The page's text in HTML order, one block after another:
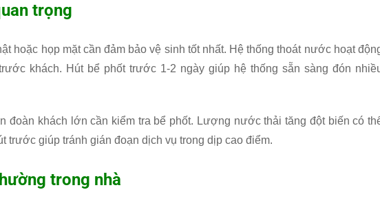
trọng
hoặc họp mặt cần đảm bảo vệ sinh tốt nhất. Hệ thống thoát nước hoạt
khách. Hút bể phốt trước 1-2 ngày giúp hệ thống sẵn sàng đón
đoàn khách lớn cần kiểm tra bể phốt. Lượng nước thải tăng đột biến có
trước giúp tránh gián đoạn dịch vụ trong dịp cao điểm.
trong nhà